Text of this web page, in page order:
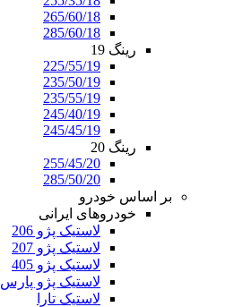
265/60/18
285/60/18
رینگ 19
225/55/19
235/50/19
235/55/19
245/40/19
245/45/19
رینگ 20
255/45/20
285/50/20
بر اساس خودرو
خودروهای ایرانی
لاستیک پژو 206
لاستیک پژو 207
لاستیک پژو 405
لاستیک پژو پارس
لاستیک تارا